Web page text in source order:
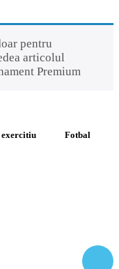
pentru
articolul
Premium
exercitiu Fotbal